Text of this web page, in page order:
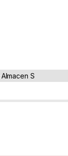
Almacen S